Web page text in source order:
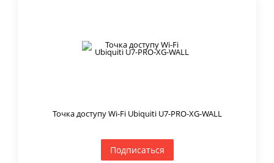
Точка доступу Wi-Fi Ubiquiti U7-PRO-XG-WALL
Подписаться